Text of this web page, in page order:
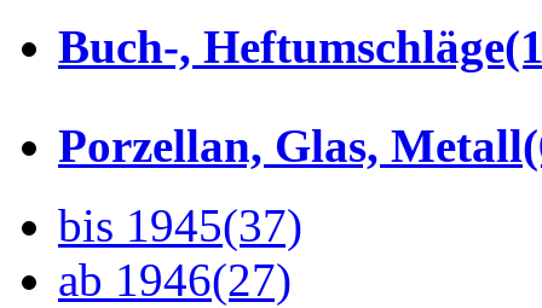
Buch-, Heftumschläge
Porzellan, Glas, Metall
bis 1945(37)
ab 1946(27)